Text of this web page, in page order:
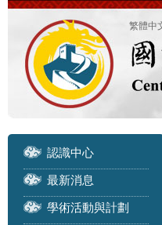
繁體中
認識中心
最新消息
學術活動與計劃